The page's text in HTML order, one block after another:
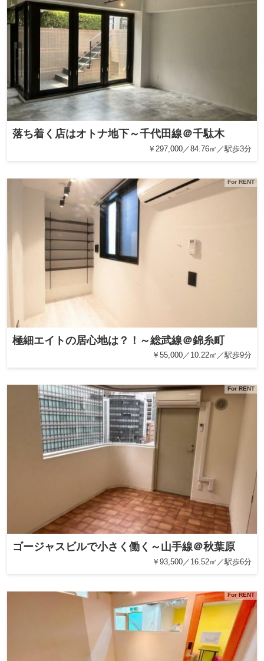
落ち着く店はオトナ地下～千代田線＠千駄木
￥297,000／84.76㎡／駅歩3分
For RENT
極細エイトの居心地は？！～総武線＠錦糸町
￥55,000／10.22㎡／駅歩9分
For RENT
ゴージャスビルで小さく働く～山手線＠秋葉原
￥93,500／16.52㎡／駅歩6分
For RENT